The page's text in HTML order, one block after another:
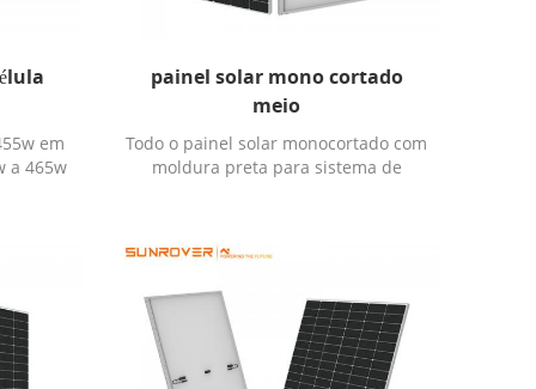
em
a 465w
painel solar mono cortado
meio
Todo o painel solar monocortado com
moldura preta para sistema de